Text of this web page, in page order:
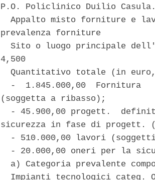
P.O. Policlinico Duilio
Appalto misto forniture e
prevalenza forniture
Sito o luogo principale
4,500
Quantitativo totale (in
-  1.845.000,00  Fornitura
(soggetta a ribasso);
- 45.900,00 progett.
sicurezza in fase di
- 510.000,00 lavori
- 20.000,00 oneri per la
a) Categoria prevalente
Impianti tecnologici categ.